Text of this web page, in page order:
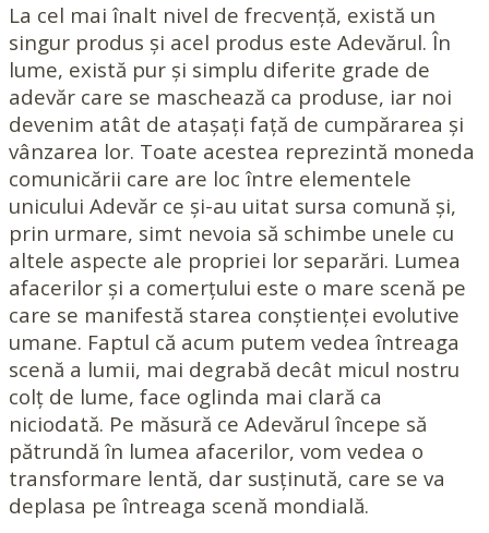
La cel mai înalt nivel de frecvență, există un
singur produs și acel produs este Adevărul. În
lume, există pur și simplu diferite grade de
adevăr care se maschează ca produse, iar noi
devenim atât de atașați față de cumpărarea și
vânzarea lor. Toate acestea reprezintă moneda
comunicării care are loc între elementele
unicului Adevăr ce și-au uitat sursa comună și,
prin urmare, simt nevoia să schimbe unele cu
altele aspecte ale propriei lor separări. Lumea
afacerilor și a comerțului este o mare scenă pe
care se manifestă starea conștienței evolutive
umane. Faptul că acum putem vedea întreaga
scenă a lumii, mai degrabă decât micul nostru
colț de lume, face oglinda mai clară ca
niciodată. Pe măsură ce Adevărul începe să
pătrundă în lumea afacerilor, vom vedea o
transformare lentă, dar susținută, care se va
deplasa pe întreaga scenă mondială.